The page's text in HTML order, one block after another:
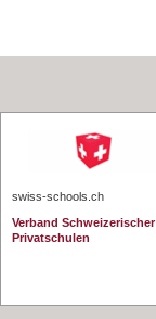
swiss-schools.ch
Verband Schweizerischer
Privatschulen